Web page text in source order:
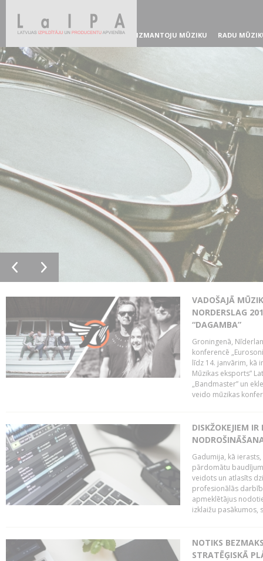
IZMANTOJU MŪZIKU RADU
VADOŠAJĀ
NORDERSLAG
“DAGAMBA”
Groningenā,
konferencē
līdz 14. janvārim, kā
Mūzikas eksports”
„Bandmaster” un
veido mūzikas
DISKŽOKEJIEM
Gadumija, kā
pārdomātu
veidots un atlasīts
profesionālās
apmeklētājus
izklaižu pasākumos,
NOTIKS
STRATĒĢISKĀ